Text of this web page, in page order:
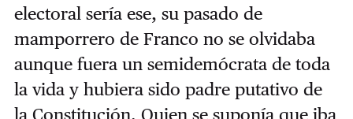
electoral sería ese, su pasado de
mamporrero de Franco no se olvidaba
aunque fuera un semidemócrata de toda
la vida y hubiera sido padre putativo de
la Constitución. Quien se suponía que iba